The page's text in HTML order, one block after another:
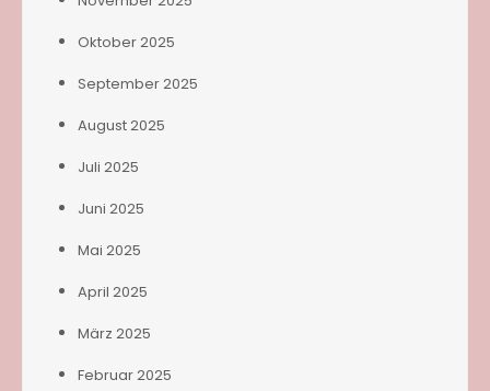
Oktober 2025
September 2025
August 2025
Juli 2025
Juni 2025
Mai 2025
April 2025
März 2025
Februar 2025